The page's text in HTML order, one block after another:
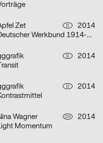
Zet D
2014
Deutscher Werkbund 1914-2014 in Venedig
D
2014
D
2014
Wagner CH
2014
Momentum